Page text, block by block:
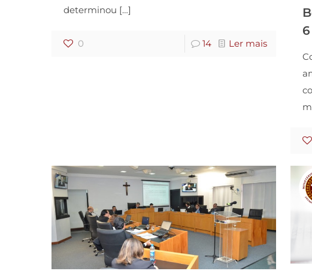
determinou […]
0 14 Ler mais